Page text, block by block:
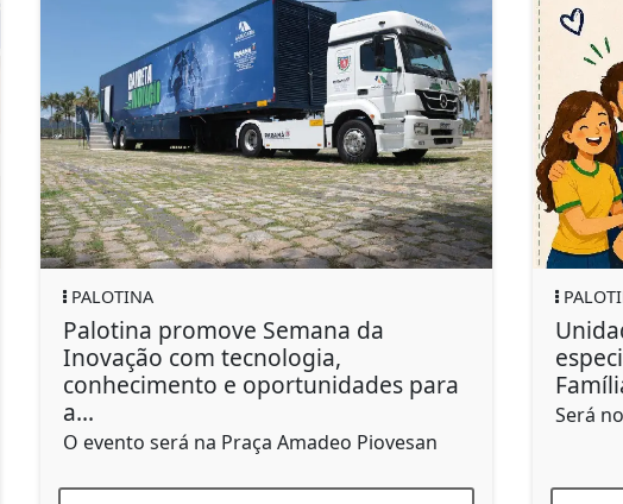
para
Piovesan
Unidade Conviver promove encontro
especial em homenagem ao Dia da
Família
Será no Clube do Vovô ás 19h30 nessa sexta